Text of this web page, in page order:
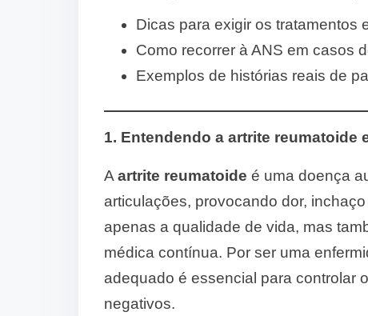
Dicas para exigir os tratamentos
Como recorrer à ANS em casos
Exemplos de histórias reais de
1. Entendendo a artrite reumatoide
A artrite reumatoide é uma doença
articulações, provocando dor,
apenas a qualidade de vida, mas
médica contínua. Por ser uma
adequado é essencial para controlar
negativos.